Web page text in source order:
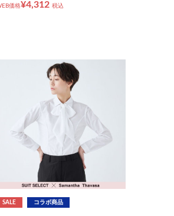
価格¥4,312 税込
SALE コラボ商品